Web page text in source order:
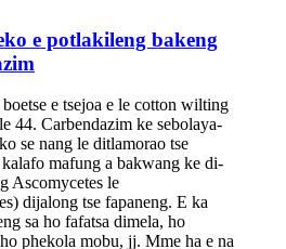
e potlakileng bakeng
e tsejoa e le cotton wilting
44. Carbendazim ke sebolaya-
se nang le ditlamorao tse
mafung a bakwang ke di-
Ascomycetes le
dijalong tse fapaneng. E ka
sa ho fafatsa dimela, ho
phekola mobu, jj. Mme ha e na